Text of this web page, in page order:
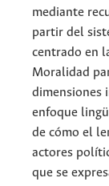
mediante
partir del
centrado en
Moralidad
dimensiones
enfoque
de cómo el
actores
que se